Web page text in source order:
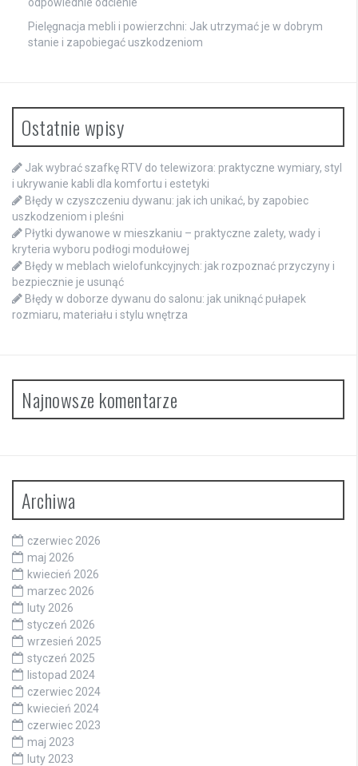
Pielęgnacja mebli i powierzchni: Jak utrzymać je w dobrym
stanie i zapobiegać uszkodzeniom
Ostatnie wpisy
Jak wybrać szafkę RTV do telewizora: praktyczne wymiary, styl
i ukrywanie kabli dla komfortu i estetyki
Błędy w czyszczeniu dywanu: jak ich unikać, by zapobiec
uszkodzeniom i pleśni
Płytki dywanowe w mieszkaniu – praktyczne zalety, wady i
kryteria wyboru podłogi modułowej
Błędy w meblach wielofunkcyjnych: jak rozpoznać przyczyny i
bezpiecznie je usunąć
Błędy w doborze dywanu do salonu: jak uniknąć pułapek
rozmiaru, materiału i stylu wnętrza
Najnowsze komentarze
Archiwa
czerwiec 2026
maj 2026
kwiecień 2026
marzec 2026
luty 2026
styczeń 2026
wrzesień 2025
styczeń 2025
listopad 2024
czerwiec 2024
kwiecień 2024
czerwiec 2023
maj 2023
luty 2023